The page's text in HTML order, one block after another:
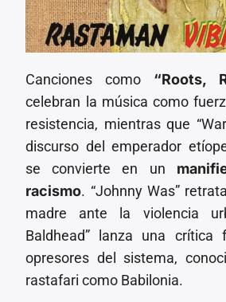
Canciones como “Roots,
celebran la música como
resistencia, mientras que
discurso del emperador
se convierte en un
racismo. “Johnny Was”
madre ante la violencia
Baldhead” lanza una crítica
opresores del sistema,
rastafari como Babilonia.